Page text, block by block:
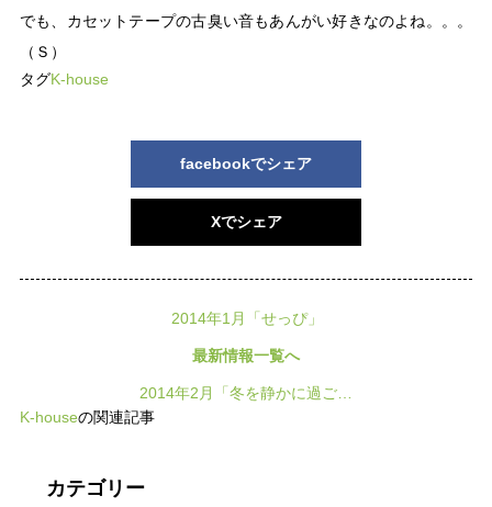
でも、カセットテープの古臭い音もあんがい好きなのよね。。。
（Ｓ）
タグK-house
facebookでシェア
Xでシェア
2014年1月「せっぴ」
最新情報一覧へ
2014年2月「冬を静かに過ご…
K-houseの関連記事
カテゴリー